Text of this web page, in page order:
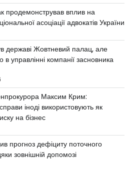
продемонстрував вплив на
асоціації адвокатів України
державі Жовтневий палац, але
в управлінні компанії засновника
Максим Крим:
іноді використовують як
на бізнес
прогноз дефіциту поточного
зовнішній допомозі